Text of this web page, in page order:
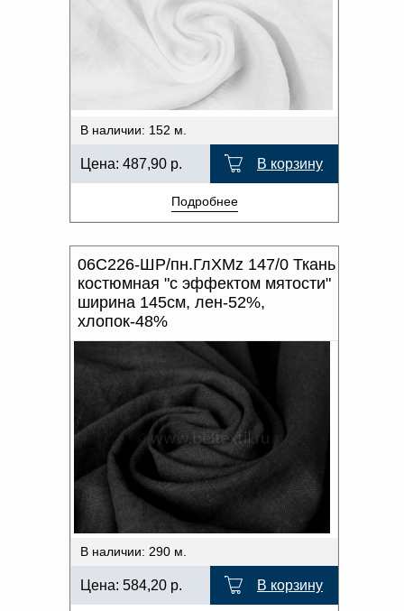
В наличии: 152 м.
Цена: 487,90 р. В корзину
Подробнее
06С226-ШР/пн.ГлХМz 147/0 Ткань
костюмная "с эффектом мятости"
ширина 145см, лен-52%,
хлопок-48%
В наличии: 290 м.
Цена: 584,20 р. В корзину